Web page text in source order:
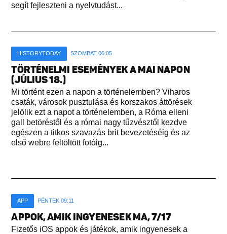
segít fejleszteni a nyelvtudást...
HISTORYTODAY SZOMBAT 06:05
TÖRTÉNELMI ESEMÉNYEK A MAI NAPON
(JÚLIUS 18.)
Mi történt ezen a napon a történelemben? Viharos
csaták, városok pusztulása és korszakos áttörések
jelölik ezt a napot a történelemben, a Róma elleni
gall betöréstől és a római nagy tűzvésztől kezdve
egészen a titkos szavazás brit bevezetéséig és az
első webre feltöltött fotóig...
APP PÉNTEK 09:11
APPOK, AMIK INGYENESEK MA, 7/17
Fizetős iOS appok és játékok, amik ingyenesek a